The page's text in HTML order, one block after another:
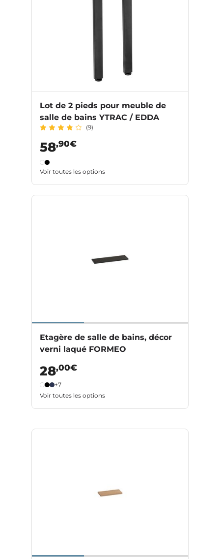
Lot de 2 pieds pour meuble de
salle de bains YTRAC / EDDA
(9)
58,90€
Voir toutes les options
Etagère de salle de bains, décor
verni laqué FORMEO
28,00€
+7
Voir toutes les options